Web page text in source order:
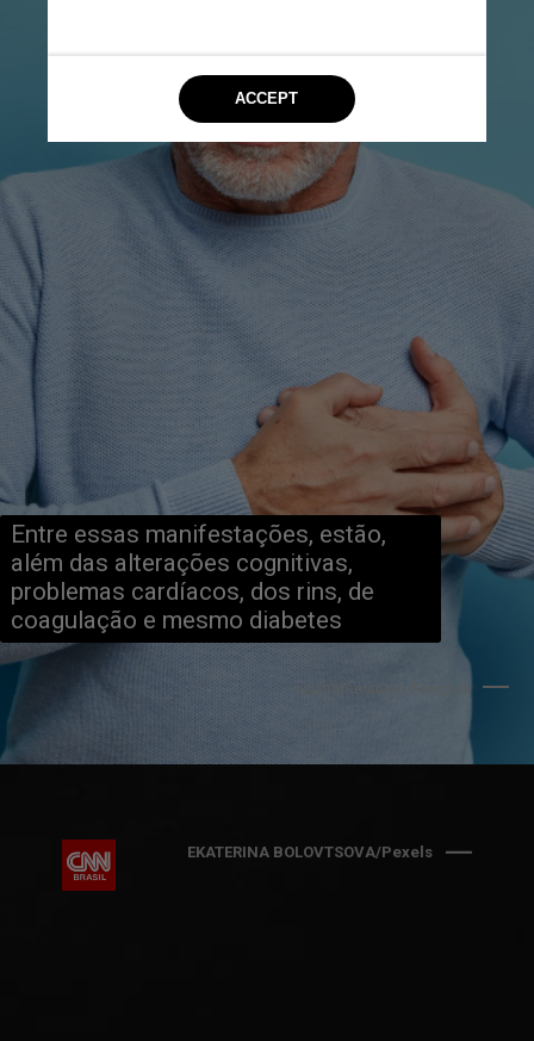
Entre essas manifestações, estão,
além das alterações cognitivas,
problemas cardíacos, dos rins, de
coagulação e mesmo diabetes
wayhomestudio/Freepick
EKATERINA BOLOVTSOVA/Pexels